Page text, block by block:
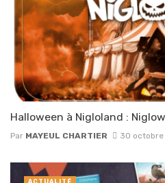
Halloween à Nigloland :
Par MAYEUL CHARTIER 30
ACTUALITÉ